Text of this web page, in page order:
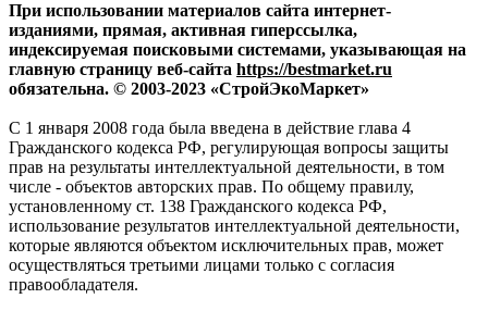
При использовании материалов сайта интернет-
изданиями, прямая, активная гиперссылка,
индексируемая поисковыми системами, указывающая на
главную страницу веб-сайта https://bestmarket.ru
обязательна. © 2003-2023 «СтройЭкоМаркет»
С 1 января 2008 года была введена в действие глава 4
Гражданского кодекса РФ, регулирующая вопросы защиты
прав на результаты интеллектуальной деятельности, в том
числе - объектов авторских прав. По общему правилу,
установленному ст. 138 Гражданского кодекса РФ,
использование результатов интеллектуальной деятельности,
которые являются объектом исключительных прав, может
осуществляться третьими лицами только с согласия
правообладателя.